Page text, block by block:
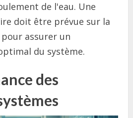
de l'eau. Une
doit être prévue sur la
assurer un
du système.
des